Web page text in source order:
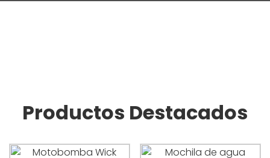
Productos Destacados